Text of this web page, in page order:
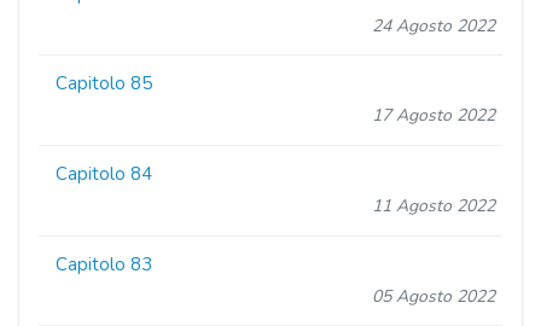
24 Agosto 2022
Capitolo 85
17 Agosto 2022
Capitolo 84
11 Agosto 2022
Capitolo 83
05 Agosto 2022